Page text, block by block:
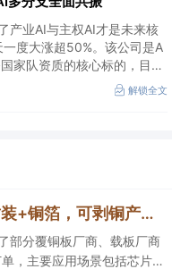
产业AI与主权AI才是未来核
度大涨超50%。该公司是A
家队资质的核心标的，目前
核心供应商”跃迁的价值
解锁全文
【机构龙虎榜解读】PCB+先进封装+铜箔，可剥铜产品通过了部分覆铜板厂商、载板厂商及相关芯片终端的认证，持续获得小批量订单，主要应用场景包括芯片封装光模块用PCB，机构大额净买入这家公司
分覆铜板厂商、载板厂商
，主要应用场景包括芯片封